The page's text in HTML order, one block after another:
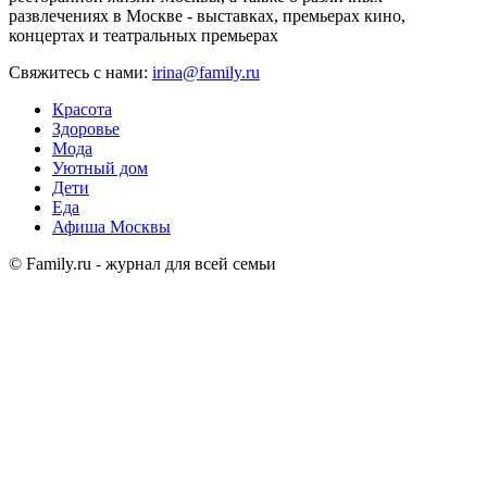
развлечениях в Москве - выставках, премьерах кино,
концертах и театральных премьерах
Свяжитесь с нами: irina@family.ru
Красота
Здоровье
Мода
Уютный дом
Дети
Еда
Афиша Москвы
© Family.ru - журнал для всей семьи